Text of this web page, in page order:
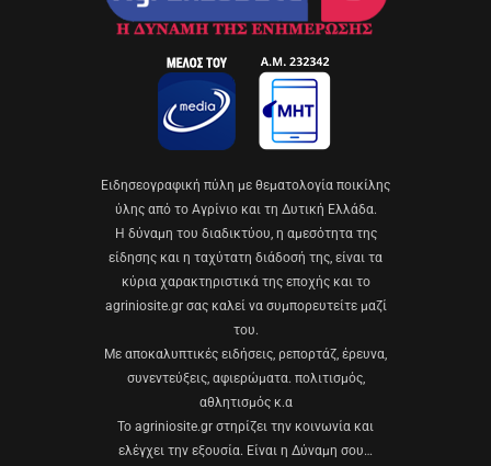
Eιδησεογραφική πύλη με θεματολογία ποικίλης
ύλης από το Αγρίνιο και τη Δυτική Ελλάδα.
Η δύναμη του διαδικτύου, η αμεσότητα της
είδησης και η ταχύτατη διάδοσή της, είναι τα
κύρια χαρακτηριστικά της εποχής και το
agriniosite.gr σας καλεί να συμπορευτείτε μαζί
του.
Με αποκαλυπτικές ειδήσεις, ρεπορτάζ, έρευνα,
συνεντεύξεις, αφιερώματα. πολιτισμός,
αθλητισμός κ.α
Το agriniosite.gr στηρίζει την κοινωνία και
ελέγχει την εξουσία. Είναι η Δύναμη σου…